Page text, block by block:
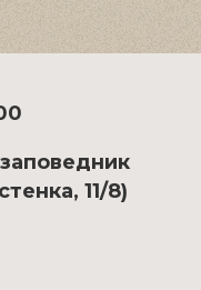
11/8)